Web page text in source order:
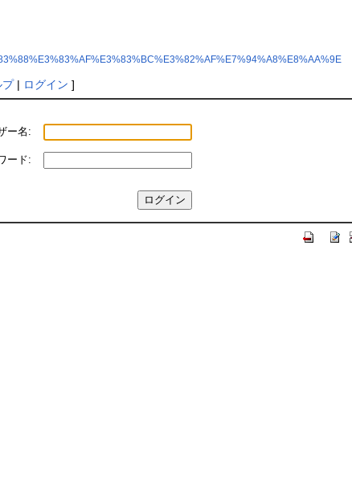
プ| ログイン ]
ー名:
ード: